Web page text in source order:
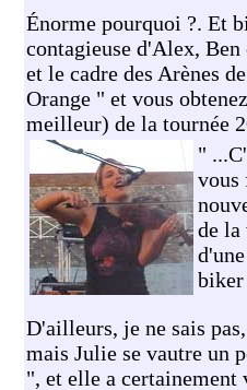
Énorme pourquoi ?. Et
contagieuse d'Alex,
et le cadre des Arènes
Orange " et vous
meilleur) de la tournée
"
vous
de
D'ailleurs, je ne sais
mais Julie se vautre un
", et elle a